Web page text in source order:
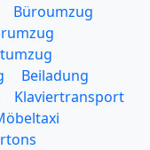
Büroumzug
Beiladung
Klaviertransport